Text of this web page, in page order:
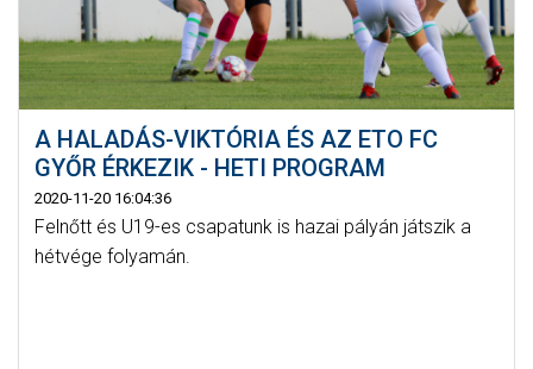
A HALADÁS-VIKTÓRIA ÉS AZ ETO FC
GYŐR ÉRKEZIK - HETI PROGRAM
2020-11-20 16:04:36
Felnőtt és U19-es csapatunk is hazai pályán játszik a
hétvége folyamán.